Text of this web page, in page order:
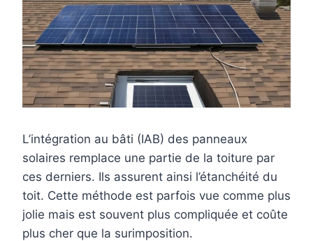
L’intégration au bâti (IAB) des panneaux
solaires remplace une partie de la toiture par
ces derniers. Ils assurent ainsi l’étanchéité du
toit. Cette méthode est parfois vue comme plus
jolie mais est souvent plus compliquée et coûte
plus cher que la surimposition.